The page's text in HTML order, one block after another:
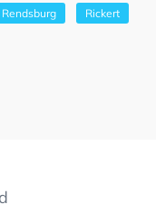
Rendsburg Rickert